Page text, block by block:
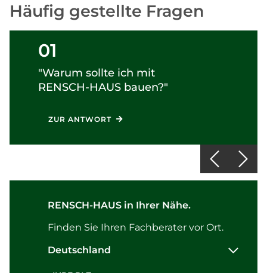
Häufig gestellte Fragen
01
"Warum sollte ich mit
RENSCH-HAUS bauen?"
ZUR ANTWORT
RENSCH-HAUS in Ihrer Nähe.
Finden Sie Ihren Fachberater vor Ort.
Deutschland